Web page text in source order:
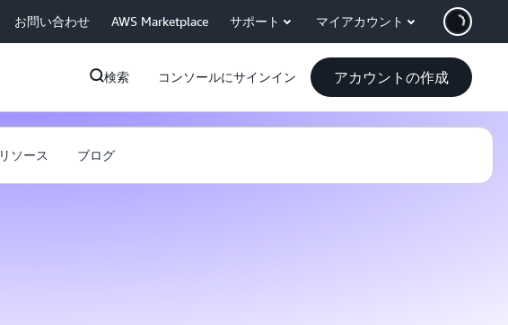
お問い合わせ AWS Marketplace サポート マイアカウント
検索 コンソールにサインイン アカウントの作成
リソース ブログ